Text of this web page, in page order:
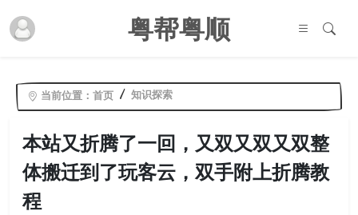
粤帮粤顺
当前位置： 首页 知识探索
本站又折腾了一回，又双又双又双整
体搬迁到了玩客云，双手附上折腾教
程